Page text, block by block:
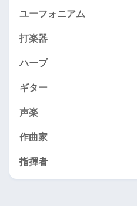
ユーフォニアム
打楽器
ハープ
ギター
声楽
作曲家
指揮者